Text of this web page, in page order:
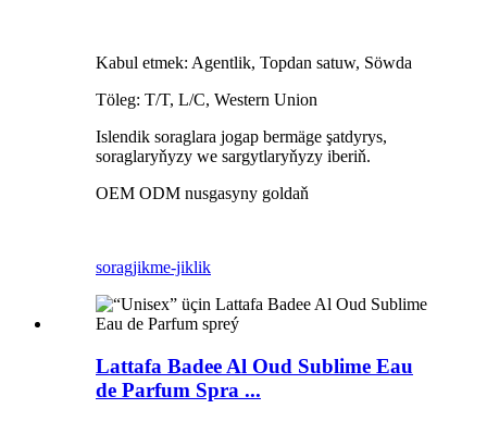
Kabul etmek: Agentlik, Topdan satuw, Söwda
Töleg: T/T, L/C, Western Union
Islendik soraglara jogap bermäge şatdyrys,
soraglaryňyzy we sargytlaryňyzy iberiň.
OEM ODM nusgasyny goldaň
soragjikme-jiklik
Lattafa Badee Al Oud Sublime Eau
de Parfum Spra ...